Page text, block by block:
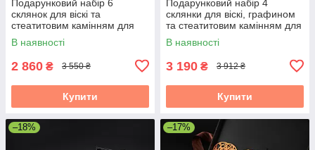
Подарунковий набір 6
склянок для віскі та
стеатитовим камінням для
охолодження віскі. 6 шт.
склянок Bohemia Diamond
В наявності
2 860 ₴ 3 550 ₴
Купити
Подарунковий набір 4
склянки для віскі, графином
та стеатитовим камінням для
охолодження віскі. 4 шт.
склянок Bormioli Rocco
В наявності
3 190 ₴ 3 912 ₴
Купити
–18% –17%